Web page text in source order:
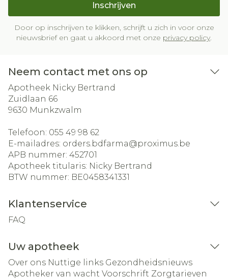
Inschrijven
Door op inschrijven te klikken, schrijft u zich in voor onze
nieuwsbrief en gaat u akkoord met onze privacy policy.
Neem contact met ons op
Apotheek Nicky Bertrand
Zuidlaan 66
9630 Munkzwalm
Telefoon: 055 49 98 62
E-mailadres: orders.bdfarma@proximus.be
APB nummer: 452701
Apotheek titularis: Nicky Bertrand
BTW nummer: BE0458341331
Klantenservice
FAQ
Uw apotheek
Over ons Nuttige links Gezondheidsnieuws
Apotheker van wacht Voorschrift Zorgtarieven